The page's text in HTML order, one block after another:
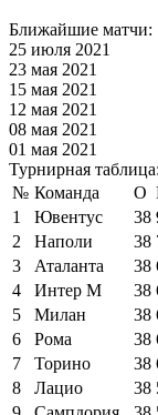
Ближайшие матчи:
25 июля 2021
23 мая 2021
15 мая 2021
12 мая 2021
08 мая 2021
01 мая 2021
Турнирная таблица:
№ Команда О
1
Ювентус 38
2
Наполи 38
3
Аталанта 38
4
Интер М 38
5
Милан 38
6
Рома 38
7
Торино 38
8
Лацио 38